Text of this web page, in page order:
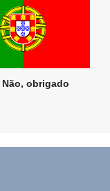
Não, obrigado